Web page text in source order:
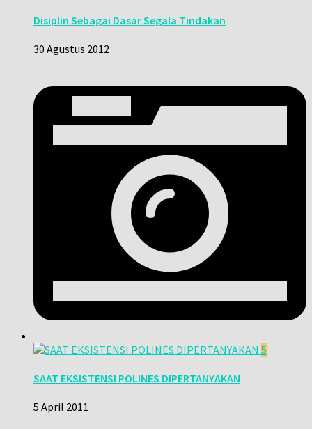
Disiplin Sebagai Dasar Segala Tindakan
30 Agustus 2012
5
SAAT EKSISTENSI POLINES DIPERTANYAKAN
5 April 2011